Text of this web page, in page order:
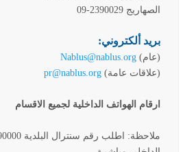
الصهاريج 2390029-09
بريد ألكتروني:
(عام) Nablus@nablus.org
(علاقات عامة) pr@nablus.org
ارقام الهواتف الداخلية لجميع الاقسام